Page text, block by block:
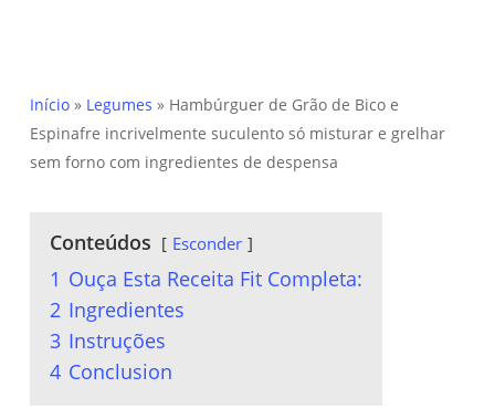
Início» Legumes » Hambúrguer de Grão de Bico e
Espinafre incrivelmente suculento só misturar e grelhar
sem forno com ingredientes de despensa
Conteúdos Esconder
1 Ouça Esta Receita Fit Completa:
2 Ingredientes
3 Instruções
4 Conclusion